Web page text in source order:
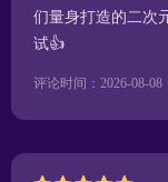
们量身打造的二次
试👍
评论时间：2026-08-08